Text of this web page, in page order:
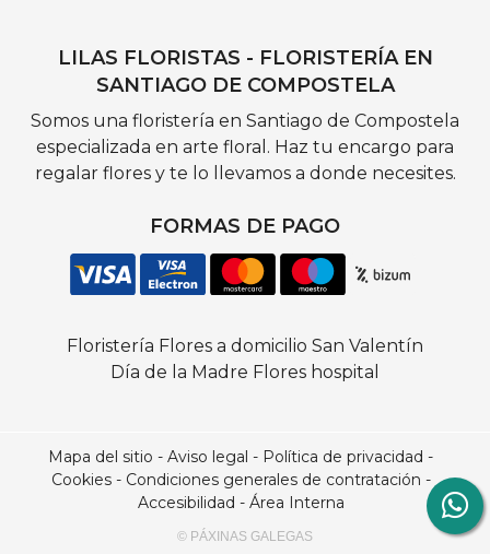
LILAS FLORISTAS - FLORISTERÍA EN
SANTIAGO DE COMPOSTELA
Somos una floristería en Santiago de Compostela
especializada en arte floral. Haz tu encargo para
regalar flores y te lo llevamos a donde necesites.
FORMAS DE PAGO
Floristería Flores a domicilio San Valentín
Día de la Madre Flores hospital
Mapa del sitio - Aviso legal - Política de privacidad -
Cookies- Condiciones generales de contratación -
Accesibilidad - Área Interna
© PÁXINAS GALEGAS